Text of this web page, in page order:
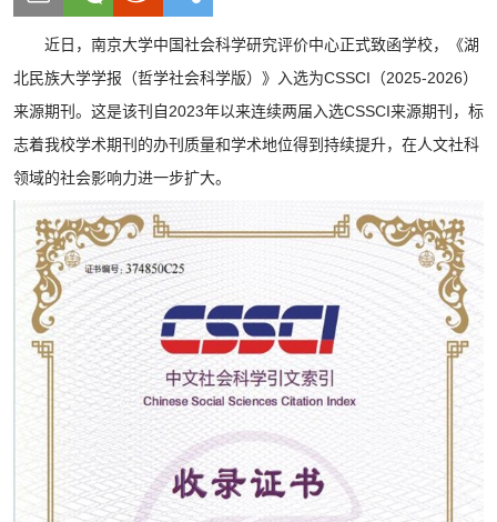
近日，南京大学中国社会科学研究评价中心正式致函学校，《湖
北民族大学学报（哲学社会科学版）》入选为CSSCI（2025-2026）
来源期刊。这是该刊自2023年以来连续两届入选CSSCI来源期刊，标
志着我校学术期刊的办刊质量和学术地位得到持续提升，在人文社科
领域的社会影响力进一步扩大。